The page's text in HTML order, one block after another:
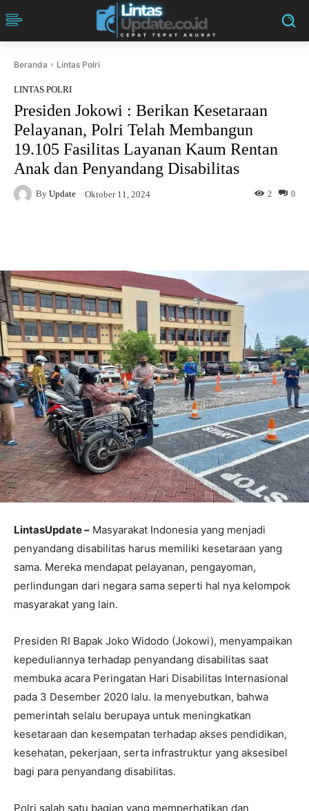
Beranda Lintas Polri
LINTAS POLRI
Presiden Jokowi : Berikan Kesetaraan
Pelayanan, Polri Telah Membangun
19.105 Fasilitas Layanan Kaum Rentan
Anak dan Penyandang Disabilitas
By Update Oktober 11, 2024 0
2
LintasUpdate – Masyarakat Indonesia yang menjadi
penyandang disabilitas harus memiliki kesetaraan yang
sama. Mereka mendapat pelayanan, pengayoman,
perlindungan dari negara sama seperti hal nya kelompok
masyarakat yang lain.
Presiden RI Bapak Joko Widodo (Jokowi), menyampaikan
kepeduliannya terhadap penyandang disabilitas saat
membuka acara Peringatan Hari Disabilitas Internasional
pada 3 Desember 2020 lalu. Ia menyebutkan, bahwa
pemerintah selalu berupaya untuk meningkatkan
kesetaraan dan kesempatan terhadap akses pendidikan,
kesehatan, pekerjaan, serta infrastruktur yang aksesibel
bagi para penyandang disabilitas.
Polri salah satu bagian yang memperhatikan dan